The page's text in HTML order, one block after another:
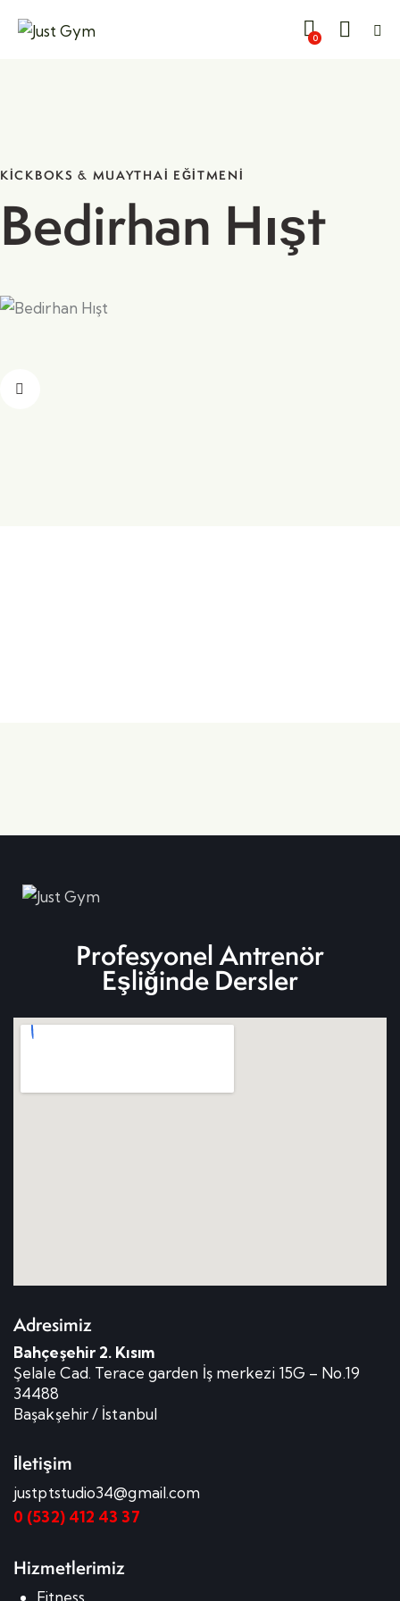
0
KICKBOKS & MUAYTHAI EĞITMENI
Bedirhan Hışt
Profesyonel Antrenör
Eşliğinde Dersler
Adresimiz
Bahçeşehir 2. Kısım
Şelale Cad. Terace garden İş merkezi 15G – No.19
34488
Başakşehir / İstanbul
İletişim
justptstudio34@gmail.com
0 (532) 412 43 37
Hizmetlerimiz